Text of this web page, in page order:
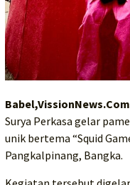
Surya Perkasa gelar
unik bertema “Squid
Pangkalpinang, Bangka.